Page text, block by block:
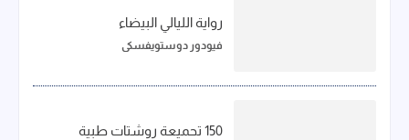
رواية الليالي البيضاء
فيودور دوستويفسكي
150 تحميعة روشتات طبية